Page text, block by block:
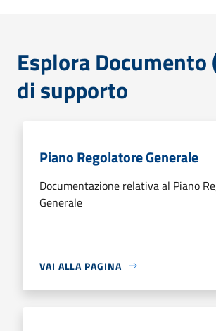
Esplora Documento
di supporto
Piano Regolatore Generale
Documentazione relativa al Piano
Generale
VAI ALLA PAGINA